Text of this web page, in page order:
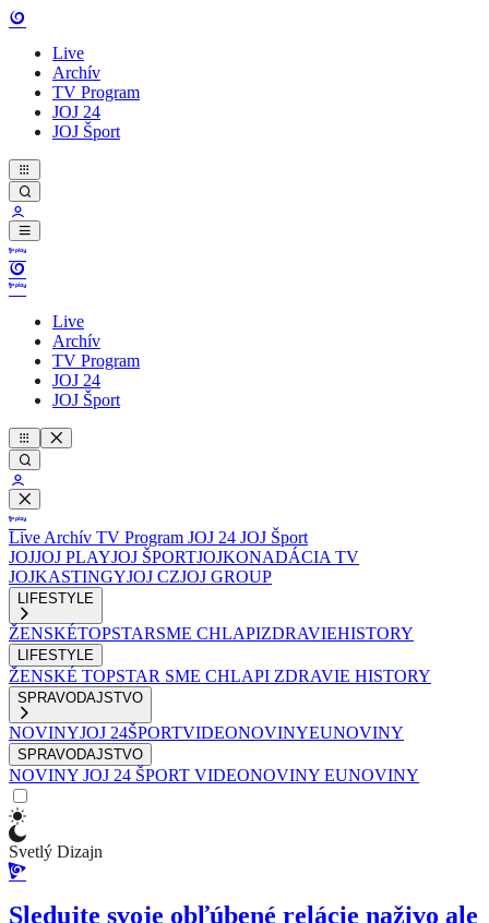
Live
Archív
TV Program
JOJ 24
JOJ Šport
Live
Archív
TV Program
JOJ 24
JOJ Šport
Live Archív TV Program JOJ 24 JOJ Šport
JOJJOJ PLAYJOJ ŠPORTJOJKONADÁCIA TV
JOJKASTINGYJOJ CZJOJ GROUP
LIFESTYLE
ŽENSKÉTOPSTARSME CHLAPIZDRAVIEHISTORY
LIFESTYLE
ŽENSKÉ TOPSTAR SME CHLAPI ZDRAVIE HISTORY
SPRAVODAJSTVO
NOVINYJOJ 24ŠPORTVIDEONOVINYEUNOVINY
SPRAVODAJSTVO
NOVINY JOJ 24 ŠPORT VIDEONOVINY EUNOVINY
Svetlý Dizajn
Sledujte svoje obľúbené relácie naživo ale